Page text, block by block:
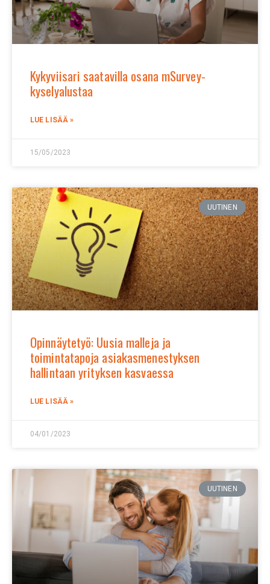
Kykyviisari saatavilla osana mSurvey-
kyselyalustaa
LUE LISÄÄ »
15/05/2023
UUTINEN
Opinnäytetyö: Uusia malleja ja
toimintatapoja asiakasmenestyksen
hallintaan yrityksen kasvaessa
LUE LISÄÄ »
04/01/2023
UUTINEN